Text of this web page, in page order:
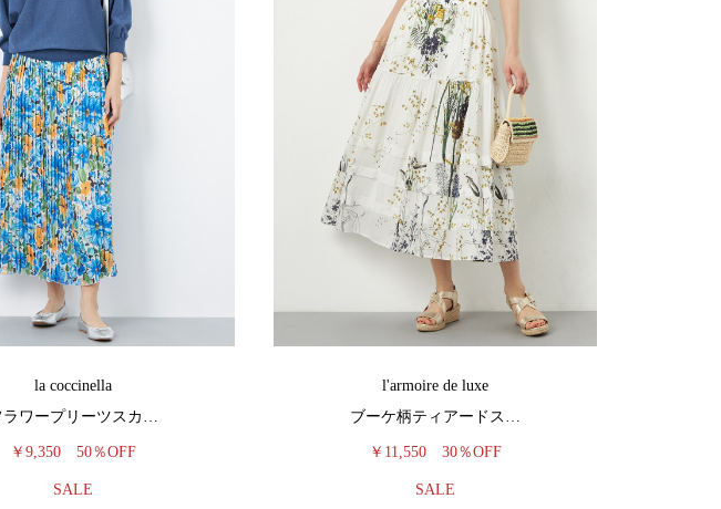
la coccinella
ラワープリーツスカ…
￥9,350 50％OFF
SALE
l'armoire de luxe
ブーケ柄ティアードス…
￥11,550 30％OFF
SALE